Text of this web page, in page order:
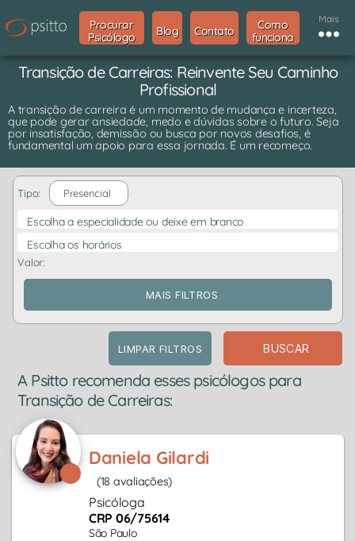
Procurar
Psicólogo
Blog Contato
Como
funciona
Mais
Transição de Carreiras: Reinvente Seu Caminho
Profissional
A transição de carreira é um momento de mudança e incerteza,
que pode gerar ansiedade, medo e dúvidas sobre o futuro. Seja
por insatisfação, demissão ou busca por novos desafios, é
fundamental um apoio para essa jornada. É um recomeço.
Tipo: Presencial
Escolha a especialidade ou deixe em branco
Escolha os horários
Valor:
MAIS FILTROS
LIMPAR FILTROS BUSCAR
A Psitto recomenda esses psicólogos para
Transição de Carreiras:
Daniela Gilardi
(18 avaliações)
Psicóloga
CRP 06/75614
São Paulo